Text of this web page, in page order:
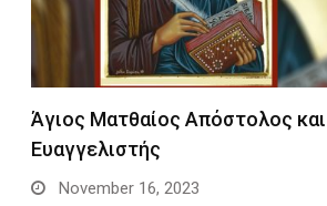
Άγιος Ματθαίος Απόστολος και
Ευαγγελιστής
November 16, 2023